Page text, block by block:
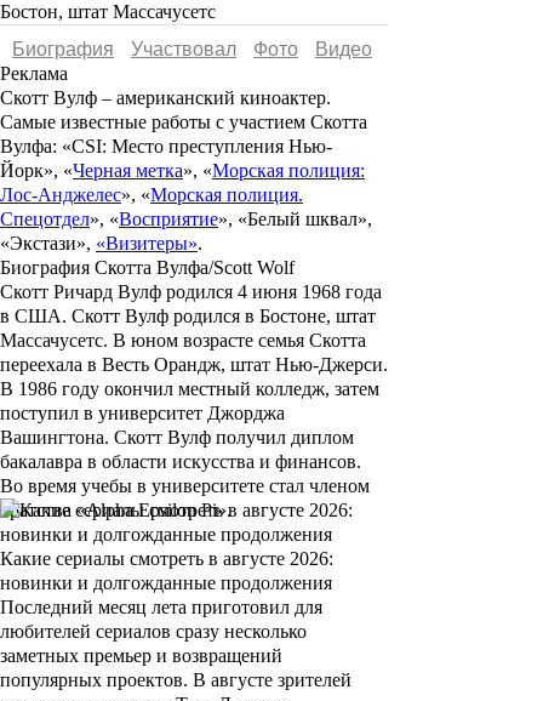
Бостон, штат Массачусетс
Биография
Участвовал Фото
Видеo
Реклама
Скотт Вулф – американский киноактер.
Самые известные работы с участием Скотта
Вулфа: «CSI: Место преступления Нью-
Йорк», «Черная метка», «Морская полиция:
Лос-Анджелес», «Морская полиция.
Спецотдел», «Восприятие», «Белый шквал»,
«Экстази», «Визитеры».
Биография Скотта Вулфа/Scott Wolf
Скотт Ричард Вулф родился 4 июня 1968 года
в США. Скотт Вулф родился в Бостоне, штат
Массачусетс. В юном возрасте семья Скотта
переехала в Весть Орандж, штат Нью-Джерси.
В 1986 году окончил местный колледж, затем
поступил в университет Джорджа
Вашингтона. Скотт Вулф получил диплом
бакалавра в области искусства и финансов.
Во время учебы в университете стал членом
братства«Alpha Epsilon Pi».
Какие сериалы смотреть в августе 2026:
новинки и долгожданные продолжения
Последний месяц лета приготовил для
любителей сериалов сразу несколько
заметных премьер и возвращений
популярных проектов. В августе зрителей